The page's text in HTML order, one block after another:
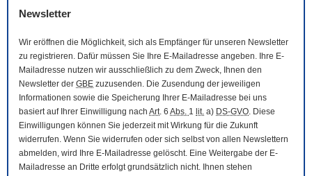
Newsletter
Wir eröffnen die Möglichkeit, sich als Empfänger für unseren Newsletter
zu registrieren. Dafür müssen Sie Ihre E-Mail adresse angeben. Ihre E-
Mail adresse nutzen wir ausschließlich zu dem Zweck, Ihnen den
Newsletter der GBE zuzusenden. Die Zusendung der jeweiligen
Informationen sowie die Speicherung Ihrer E-Mail adresse bei uns
basiert auf Ihrer Einwilligung nach Art. 6 Abs. 1 lit. a) DS-GVO. Diese
Einwilligungen können Sie jederzeit mit Wirkung für die Zukunft
widerrufen. Wenn Sie widerrufen oder sich selbst von allen Newslettern
abmelden, wird Ihre E-Mail adresse gelöscht. Eine Weitergabe der E-
Mail adresse an Dritte erfolgt grundsätzlich nicht. Ihnen stehen